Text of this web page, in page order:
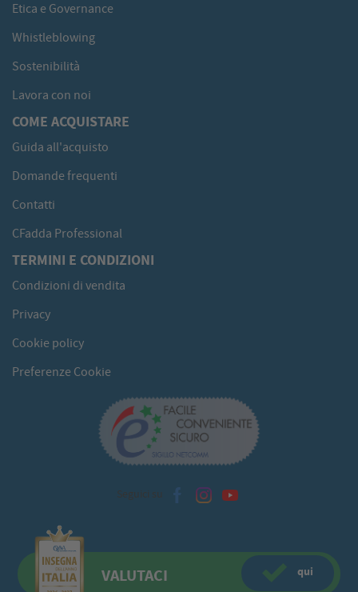
Etica e Governance
Whistleblowing
Sostenibilità
Lavora con noi
COME ACQUISTARE
Guida all'acquisto
Domande frequenti
Contatti
CFadda Professional
TERMINI E CONDIZIONI
Condizioni di vendita
Privacy
Cookie policy
Preferenze Cookie
Seguici su
VALUTACI qui